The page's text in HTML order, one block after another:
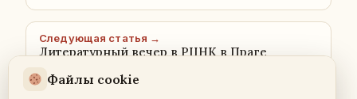
Следующая статья →
Литературный вечер в РЦНК в Праге
Файлы cookie